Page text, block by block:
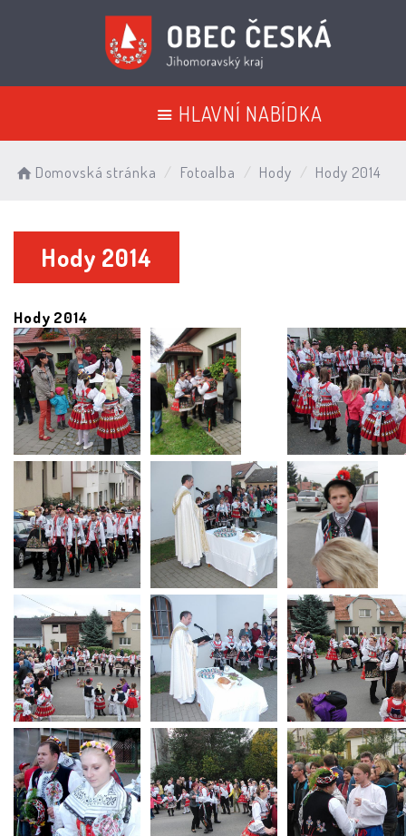
HLAVNÍ NABÍDKA
Domovská stránka Fotoalba Hody Hody 2014
Hody 2014
Hody 2014